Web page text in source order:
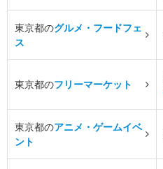
東京都のグルメ・フードフェ
ス
東京都のフリーマーケット
東京都のアニメ・ゲームイベ
ント